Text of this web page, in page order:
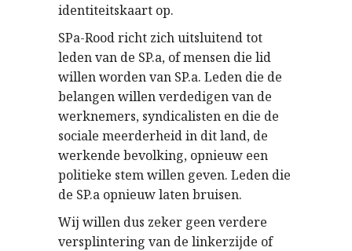
identiteitskaart op.
SPa-Rood richt zich uitsluitend tot
leden van de SP.a, of mensen die lid
willen worden van SP.a. Leden die de
belangen willen verdedigen van de
werknemers, syndicalisten en die de
sociale meerderheid in dit land, de
werkende bevolking, opnieuw een
politieke stem willen geven. Leden die
de SP.a opnieuw laten bruisen.
Wij willen dus zeker geen verdere
versplintering van de linkerzijde of